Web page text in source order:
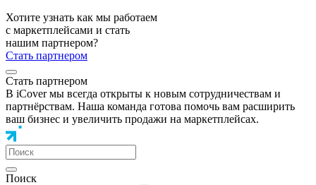
Хотите узнать как мы работаем
с маркетплейсами и стать
нашим партнером?
Стать партнером
Стать партнером
В iCover мы всегда открыты к новым сотрудничествам и
партнёрствам. Наша команда готова помочь вам расширить
ваш бизнес и увеличить продажи на маркетплейсах.
Поиск